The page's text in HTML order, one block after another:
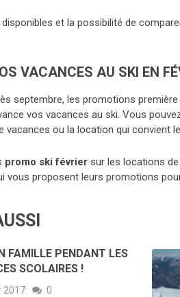
et la possibilité de
VACANCES AU SKI EN
septembre, les promotions
vos vacances au ski. Vous
vacances ou la location qui convient
promo ski février sur les locations
vous proposent leurs promotions
FAMILLE PENDANT LES
SCOLAIRES !
2017 0